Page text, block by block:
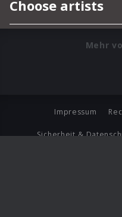
Mehr
Impressum
Sicherheit &